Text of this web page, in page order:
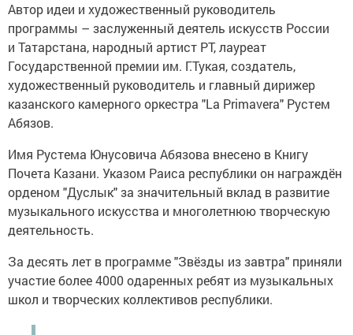
Автор идеи и художественный руководитель
программы – заслуженный деятель искусств России
и Татарстана, народный артист РТ, лауреат
Государственной премии им. Г.Тукая, создатель,
художественный руководитель и главный дирижер
казанского камерного оркестра "La Primavera" Рустем
Абязов.
Имя Рустема Юнусовича Абязова внесено в Книгу
Почета Казани. Указом Раиса республики он награждён
орденом "Дуслык" за значительный вклад в развитие
музыкального искусства и многолетнюю творческую
деятельность.
За десять лет в программе "Звёзды из завтра" приняли
участие более 4000 одаренных ребят из музыкальных
школ и творческих коллективов республики.